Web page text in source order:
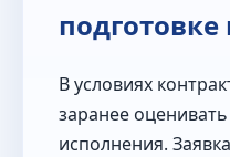
В условиях
заранее
исполнения.